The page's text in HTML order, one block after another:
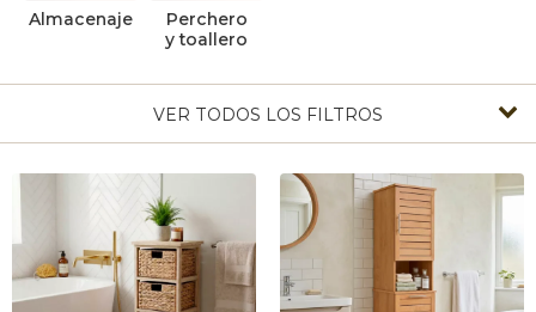
Almacenaje
Perchero
y toallero
VER TODOS LOS FILTROS